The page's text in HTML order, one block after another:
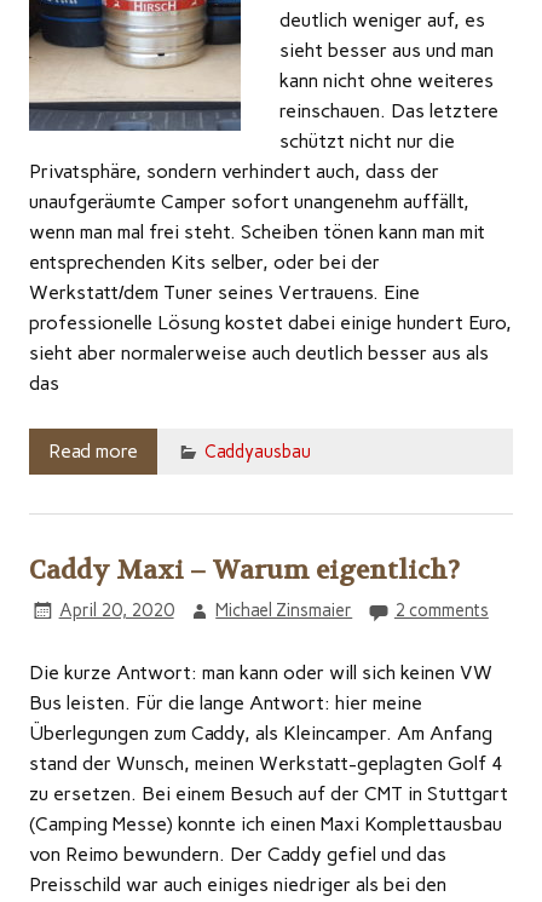
deutlich weniger auf, es
sieht besser aus und man
kann nicht ohne weiteres
reinschauen. Das letztere
schützt nicht nur die
Privatsphäre, sondern verhindert auch, dass der
unaufgeräumte Camper sofort unangenehm auffällt,
wenn man mal frei steht. Scheiben tönen kann man mit
entsprechenden Kits selber, oder bei der
Werkstatt/dem Tuner seines Vertrauens. Eine
professionelle Lösung kostet dabei einige hundert Euro,
sieht aber normalerweise auch deutlich besser aus als
das
Read more Caddyausbau
Caddy Maxi – Warum eigentlich?
April 20, 2020 Michael Zinsmaier 2 comments
Die kurze Antwort: man kann oder will sich keinen VW
Bus leisten. Für die lange Antwort: hier meine
Überlegungen zum Caddy, als Kleincamper. Am Anfang
stand der Wunsch, meinen Werkstatt-geplagten Golf 4
zu ersetzen. Bei einem Besuch auf der CMT in Stuttgart
(Camping Messe) konnte ich einen Maxi Komplettausbau
von Reimo bewundern. Der Caddy gefiel und das
Preisschild war auch einiges niedriger als bei den